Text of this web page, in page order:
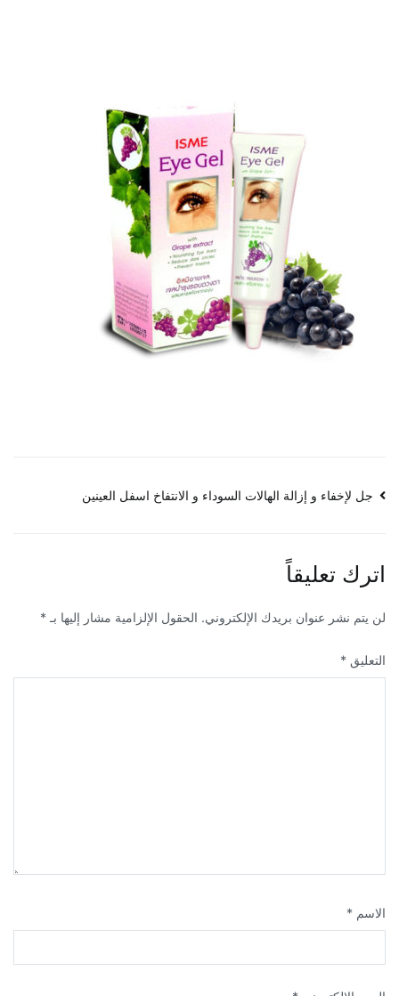
تصفّح
جل لإخفاء و إزالة الهالات السوداء و الانتفاخ اسفل العينين
اترك تعليقاً
لن يتم نشر عنوان بريدك الإلكتروني. الحقول الإلزامية مشار إليها بـ *
التعليق *
الاسم *